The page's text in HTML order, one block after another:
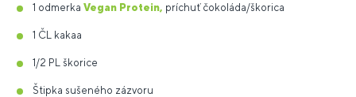
1 odmerka Vegan Protein, príchuť čokoláda/škorica
1 ČL kakaa
1/2 PL škorice
Štipka sušeného zázvoru